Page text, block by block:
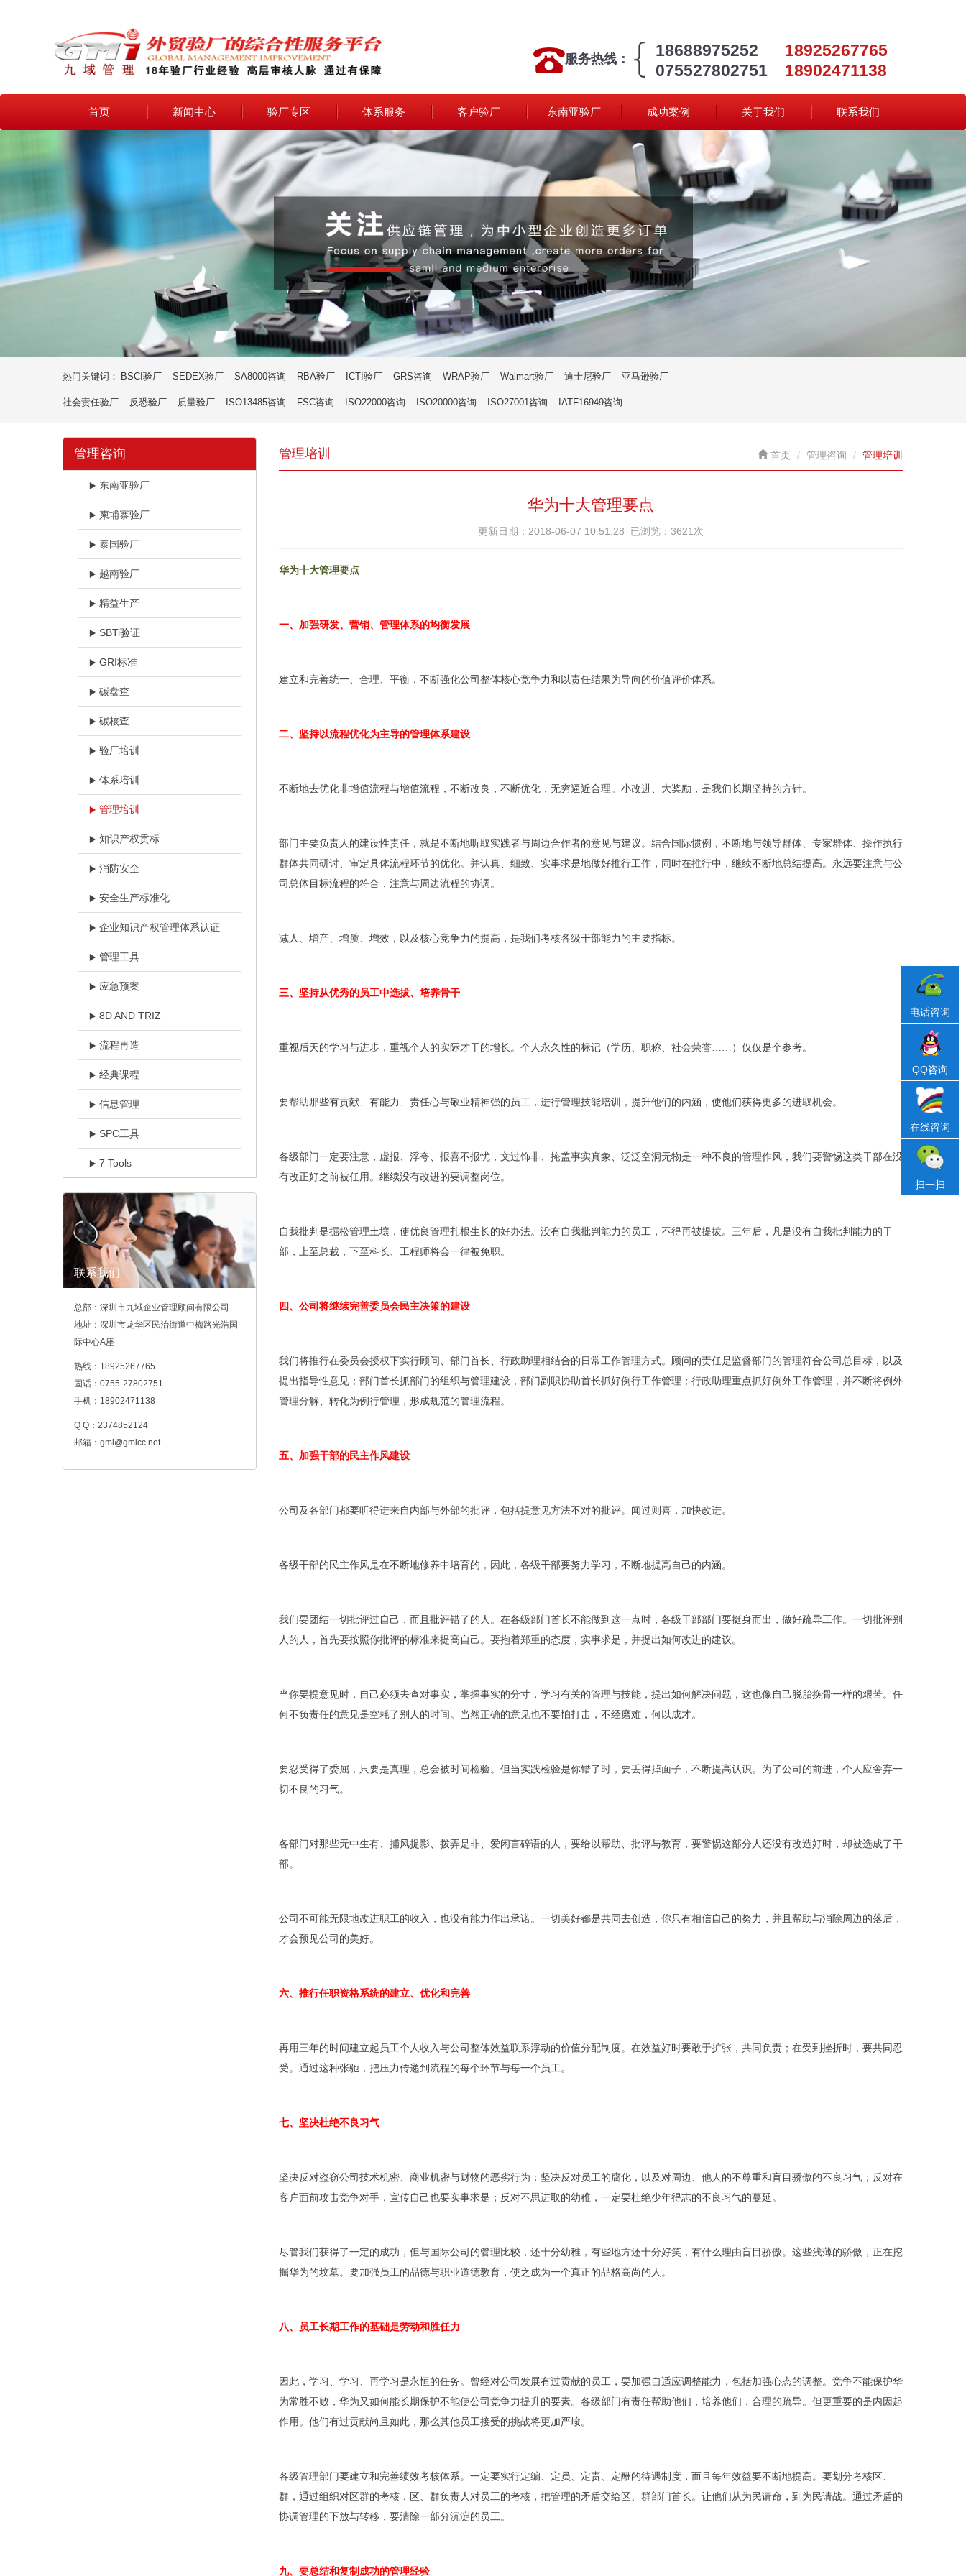
服务热线：
18688975252
075527802751
18925267765
18902471138
首页 新闻中心 验厂专区 体系服务 客户验厂 东南亚验厂 成功案例 关于我们 联系我们
热门关键词： BSCI验厂 SEDEX验厂 SA8000咨询 RBA验厂 ICTI验厂 GRS咨询 WRAP验厂 Walmart验厂 迪士尼验厂 亚马逊验厂
社会责任验厂 反恐验厂 质量验厂 ISO13485咨询 FSC咨询 ISO22000咨询 ISO20000咨询 ISO27001咨询 IATF16949咨询
管理咨询
东南亚验厂
柬埔寨验厂
泰国验厂
越南验厂
精益生产
SBTi验证
GRI标准
碳盘查
碳核查
验厂培训
体系培训
管理培训
知识产权贯标
消防安全
安全生产标准化
企业知识产权管理体系认证
管理工具
应急预案
8D AND TRIZ
流程再造
经典课程
信息管理
SPC工具
7 Tools
联系我们
总部：深圳市九域企业管理顾问有限公司
地址：深圳市龙华区民治街道中梅路光浩国
际中心A座
热线：18925267765
固话：0755-27802751
手机：18902471138
Q Q：2374852124
邮箱：gmi@gmicc.net
管理培训 首页 管理咨询 管理培训
华为十大管理要点
更新日期：2018-06-07 10:51:28 已浏览：3621次
华为十大管理要点
一、加强研发、营销、管理体系的均衡发展
建立和完善统一、合理、平衡，不断强化公司整体核心竞争力和以责任结果为导向的价值评价体系。
二、坚持以流程优化为主导的管理体系建设
不断地去优化非增值流程与增值流程，不断改良，不断优化，无穷逼近合理。小改进、大奖励，是我们长期坚持的方针。
部门主要负责人的建设性责任，就是不断地听取实践者与周边合作者的意见与建议。结合国际惯例，不断地与领导群体、专家群体、操作执行
群体共同研讨、审定具体流程环节的优化。并认真、细致、实事求是地做好推行工作，同时在推行中，继续不断地总结提高。永远要注意与公
司总体目标流程的符合，注意与周边流程的协调。
减人、增产、增质、增效，以及核心竞争力的提高，是我们考核各级干部能力的主要指标。
三、坚持从优秀的员工中选拔、培养骨干
重视后天的学习与进步，重视个人的实际才干的增长。个人永久性的标记（学历、职称、社会荣誉……）仅仅是个参考。
要帮助那些有贡献、有能力、责任心与敬业精神强的员工，进行管理技能培训，提升他们的内涵，使他们获得更多的进取机会。
各级部门一定要注意，虚报、浮夸、报喜不报忧，文过饰非、掩盖事实真象、泛泛空洞无物是一种不良的管理作风，我们要警惕这类干部在没
有改正好之前被任用。继续没有改进的要调整岗位。
自我批判是掘松管理土壤，使优良管理扎根生长的好办法。没有自我批判能力的员工，不得再被提拔。三年后，凡是没有自我批判能力的干
部，上至总裁，下至科长、工程师将会一律被免职。
四、公司将继续完善委员会民主决策的建设
我们将推行在委员会授权下实行顾问、部门首长、行政助理相结合的日常工作管理方式。顾问的责任是监督部门的管理符合公司总目标，以及
提出指导性意见；部门首长抓部门的组织与管理建设，部门副职协助首长抓好例行工作管理；行政助理重点抓好例外工作管理，并不断将例外
管理分解、转化为例行管理，形成规范的管理流程。
五、加强干部的民主作风建设
公司及各部门都要听得进来自内部与外部的批评，包括提意见方法不对的批评。闻过则喜，加快改进。
各级干部的民主作风是在不断地修养中培育的，因此，各级干部要努力学习，不断地提高自己的内涵。
我们要团结一切批评过自己，而且批评错了的人。在各级部门首长不能做到这一点时，各级干部部门要挺身而出，做好疏导工作。一切批评别
人的人，首先要按照你批评的标准来提高自己。要抱着郑重的态度，实事求是，并提出如何改进的建议。
当你要提意见时，自己必须去查对事实，掌握事实的分寸，学习有关的管理与技能，提出如何解决问题，这也像自己脱胎换骨一样的艰苦。任
何不负责任的意见是空耗了别人的时间。当然正确的意见也不要怕打击，不经磨难，何以成才。
要忍受得了委屈，只要是真理，总会被时间检验。但当实践检验是你错了时，要丢得掉面子，不断提高认识。为了公司的前进，个人应舍弃一
切不良的习气。
各部门对那些无中生有、捕风捉影、拨弄是非、爱闲言碎语的人，要给以帮助、批评与教育，要警惕这部分人还没有改造好时，却被选成了干
部。
公司不可能无限地改进职工的收入，也没有能力作出承诺。一切美好都是共同去创造，你只有相信自己的努力，并且帮助与消除周边的落后，
才会预见公司的美好。
六、推行任职资格系统的建立、优化和完善
再用三年的时间建立起员工个人收入与公司整体效益联系浮动的价值分配制度。在效益好时要敢于扩张，共同负责；在受到挫折时，要共同忍
受。通过这种张驰，把压力传递到流程的每个环节与每一个员工。
七、坚决杜绝不良习气
坚决反对盗窃公司技术机密、商业机密与财物的恶劣行为；坚决反对员工的腐化，以及对周边、他人的不尊重和盲目骄傲的不良习气；反对在
客户面前攻击竞争对手，宣传自己也要实事求是；反对不思进取的幼稚，一定要杜绝少年得志的不良习气的蔓延。
尽管我们获得了一定的成功，但与国际公司的管理比较，还十分幼稚，有些地方还十分好笑，有什么理由盲目骄傲。这些浅薄的骄傲，正在挖
掘华为的坟墓。要加强员工的品德与职业道德教育，使之成为一个真正的品格高尚的人。
八、员工长期工作的基础是劳动和胜任力
因此，学习、学习、再学习是永恒的任务。曾经对公司发展有过贡献的员工，要加强自适应调整能力，包括加强心态的调整。竞争不能保护华
为常胜不败，华为又如何能长期保护不能使公司竞争力提升的要素。各级部门有责任帮助他们，培养他们，合理的疏导。但更重要的是内因起
作用。他们有过贡献尚且如此，那么其他员工接受的挑战将更加严峻。
各级管理部门要建立和完善绩效考核体系。一定要实行定编、定员、定责、定酬的待遇制度，而且每年效益要不断地提高。要划分考核区、
群，通过组织对区群的考核，区、群负责人对员工的考核，把管理的矛盾交给区、群部门首长。让他们从为民请命，到为民请战。通过矛盾的
协调管理的下放与转移，要清除一部分沉淀的员工。
九、要总结和复制成功的管理经验
电话咨询
QQ咨询
在线咨询
扫一扫